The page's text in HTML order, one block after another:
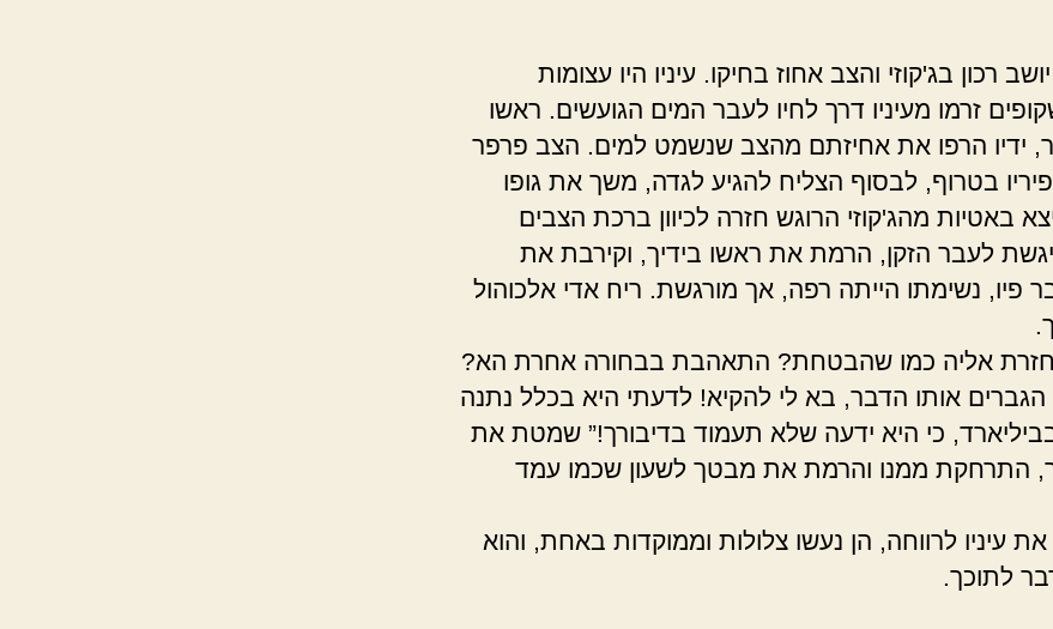
רכון בג'קוזי והצב אחוז בחיקו. עיניו היו עצומות
זרמו מעיניו דרך לחיו לעבר המים הגועשים. ראשו
ידיו הרפו את אחיזתם מהצב שנשמט למים. הצב פרפר
בטרוף, לבסוף הצליח להגיע לגדה, משך את גופו
באטיות מהג'קוזי הרוגש חזרה לכיוון ברכת הצבים
לעבר הזקן, הרמת את ראשו בידיך, וקירבת את
פיו, נשימתו הייתה רפה, אך מורגשת. ריח אדי אלכוהול
אליה כמו שהבטחת? התאהבת בבחורה אחרת הא?
אותו הדבר, בא לי להקיא! לדעתי היא בכלל נתנה
כי היא ידעה שלא תעמוד בדיבורך!” שמטת את
התרחקת ממנו והרמת את מבטך לשעון שכמו עמד
עיניו לרווחה, הן נעשו צלולות וממוקדות באחת, והוא
לתוכך.